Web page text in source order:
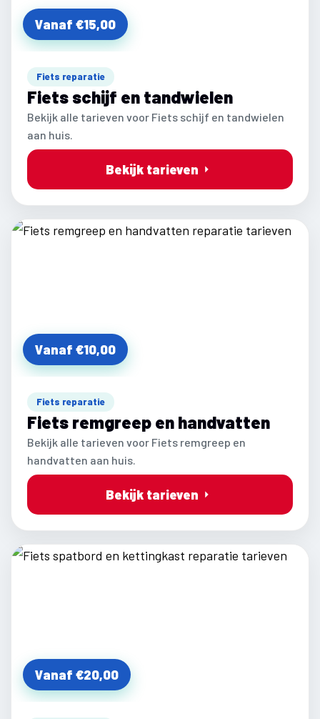
Vanaf €15,00
Fiets reparatie
Fiets schijf en tandwielen
Bekijk alle tarieven voor Fiets schijf en tandwielen
aan huis.
Bekijk tarieven
Vanaf €10,00
Fiets reparatie
Fiets remgreep en handvatten
Bekijk alle tarieven voor Fiets remgreep en
handvatten aan huis.
Bekijk tarieven
Vanaf €20,00